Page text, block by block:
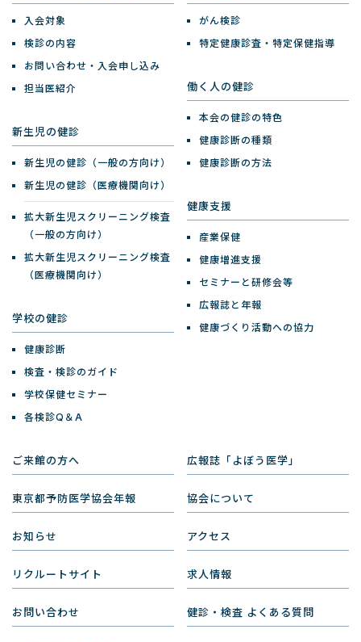
入会対象
検診の内容
お問い合わせ・入会申し込み
担当医紹介
新生児の健診
新生児の健診（一般の方向け）
新生児の健診（医療機関向け）
拡大新生児スクリーニング検査
（一般の方向け）
拡大新生児スクリーニング検査
（医療機関向け）
学校の健診
健康診断
検査・検診のガイド
学校保健セミナー
各検診Q＆A
がん検診
特定健康診査・特定保健指導
働く人の健診
本会の健診の特色
健康診断の種類
健康診断の方法
健康支援
産業保健
健康増進支援
セミナーと研修会等
広報誌と年報
健康づくり活動への協力
ご来館の方へ 広報誌「よぼう医学」
東京都予防医学協会年報 協会について
お知らせ アクセス
リクルートサイト 求人情報
お問い合わせ 健診・検査 よくある質問